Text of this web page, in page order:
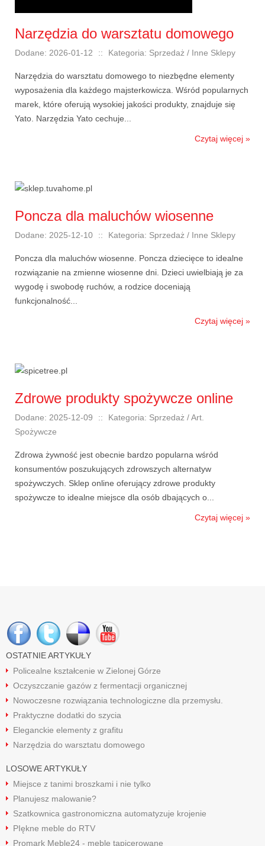
Narzędzia do warsztatu domowego
Dodane: 2026-01-12 :: Kategoria: Sprzedaż / Inne Sklepy
Narzędzia do warsztatu domowego to niezbędne elementy
wyposażenia dla każdego majsterkowicza. Wśród popularnych
marek, które oferują wysokiej jakości produkty, znajduje się
Yato. Narzędzia Yato cechuje...
Czytaj więcej »
Poncza dla maluchów wiosenne
Dodane: 2025-12-10 :: Kategoria: Sprzedaż / Inne Sklepy
Poncza dla maluchów wiosenne. Poncza dziecięce to idealne
rozwiązanie na zmienne wiosenne dni. Dzieci uwielbiają je za
wygodę i swobodę ruchów, a rodzice doceniają
funkcjonalność...
Czytaj więcej »
Zdrowe produkty spożywcze online
Dodane: 2025-12-09 ::
Kategoria: Sprzedaż / Art.
Spożywcze
Zdrowa żywność jest obecnie bardzo popularna wśród
konsumentów poszukujących zdrowszych alternatyw
spożywczych. Sklep online oferujący zdrowe produkty
spożywcze to idealne miejsce dla osób dbających o...
Czytaj więcej »
OSTATNIE ARTYKUŁY
Policealne kształcenie w Zielonej Górze
Oczyszczanie gazów z fermentacji organicznej
Nowoczesne rozwiązania technologiczne dla przemysłu.
Praktyczne dodatki do szycia
Eleganckie elementy z grafitu
Narzędzia do warsztatu domowego
LOSOWE ARTYKUŁY
Miejsce z tanimi broszkami i nie tylko
Planujesz malowanie?
Szatkownica gastronomiczna automatyzuje krojenie
PIękne meble do RTV
Promark Meble24 - meble tapicerowane